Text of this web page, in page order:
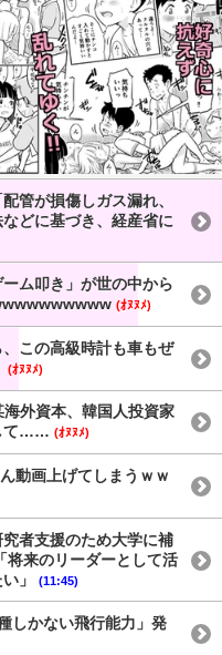
管が損傷しガス漏れ、
どに基づき、経産省に
ム叩き」が世の中から
(ｵﾇﾇﾒ)
この高級時計も車もぜ
(ｵﾇﾇﾒ)
外資本、韓国人投資家
て…… (ｵﾇﾇﾒ)
動画上げてしまうｗｗ
究者支援のため大学に補
将来のリーダーとして活
」
(11:45)
しかない飛行能力」発